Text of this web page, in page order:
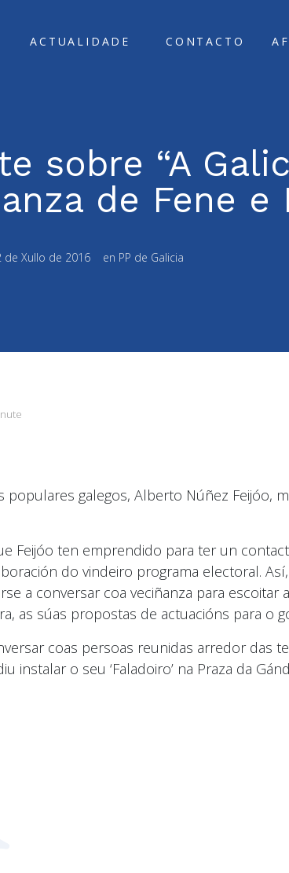
ACTUALIDADE CONTACTO
sobre “A
de Fene e
de Xullo de 2016 en PP de Galicia
galegos, Alberto Núñez Feijóo,
Feijóo ten emprendido para ter un
do vindeiro programa electoral.
a conversar coa veciñanza para escoitar
as súas propostas de actuacións para o
coas persoas reunidas arredor das
o seu ‘Faladoiro’ na Praza da